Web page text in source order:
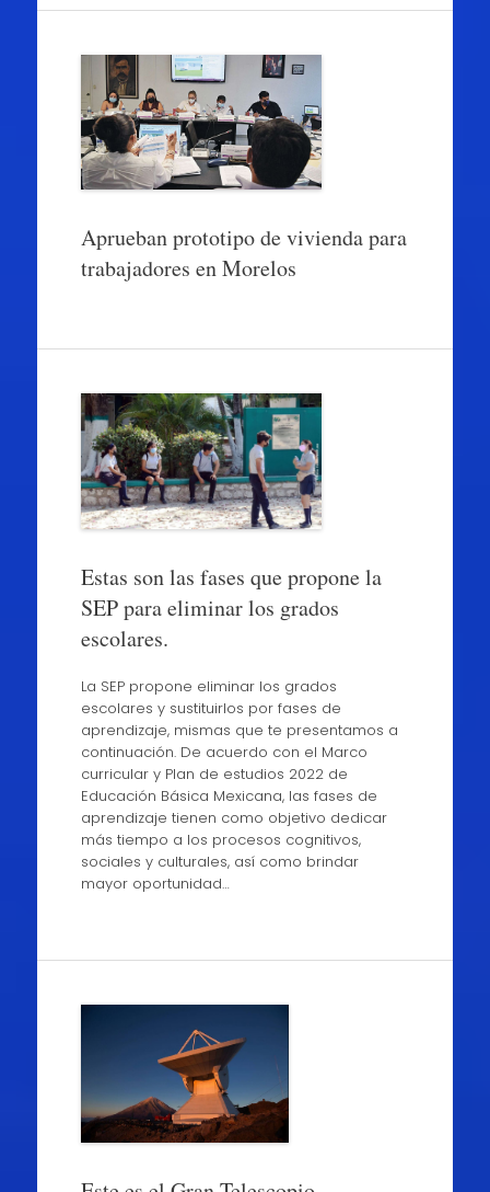
Aprueban prototipo de vivienda para
trabajadores en Morelos
Estas son las fases que propone la
SEP para eliminar los grados
escolares.
La SEP propone eliminar los grados
escolares y sustituirlos por fases de
aprendizaje, mismas que te presentamos a
continuación. De acuerdo con el Marco
curricular y Plan de estudios 2022 de
Educación Básica Mexicana, las fases de
aprendizaje tienen como objetivo dedicar
más tiempo a los procesos cognitivos,
sociales y culturales, así como brindar
mayor oportunidad…